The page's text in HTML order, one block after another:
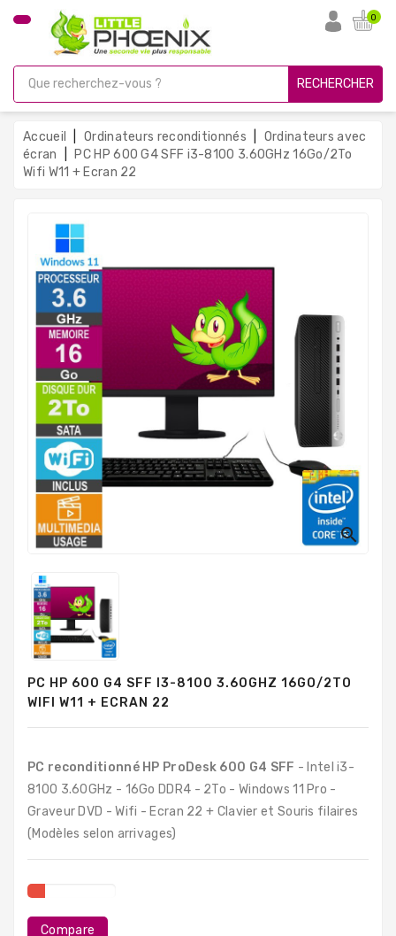
CATÉGORIE
Gamer
Unités
Centrales
Reconditionnées
Ordinateurs
Portables
Mesure
Tout-
Mémoires
RAM
Durs
Composants
Composants
PC
Destockage
0
RECHERCHER
Accueil Ordinateurs reconditionnés
Ordinateurs avec
écran
PC HP 600 G4 SFF i3-8100 3.60GHz 16Go/2To
Wifi W11 + Ecran 22

PC HP 600 G4 SFF I3-8100 3.60GHZ 16GO/2TO
WIFI W11 + ECRAN 22
PC reconditionné HP ProDesk 600 G4 SFF - Intel i3-
8100 3.60GHz - 16Go DDR4 - 2To - Windows 11 Pro -
Graveur DVD - Wifi - Ecran 22 + Clavier et Souris filaires
(Modèles selon arrivages)
Compare